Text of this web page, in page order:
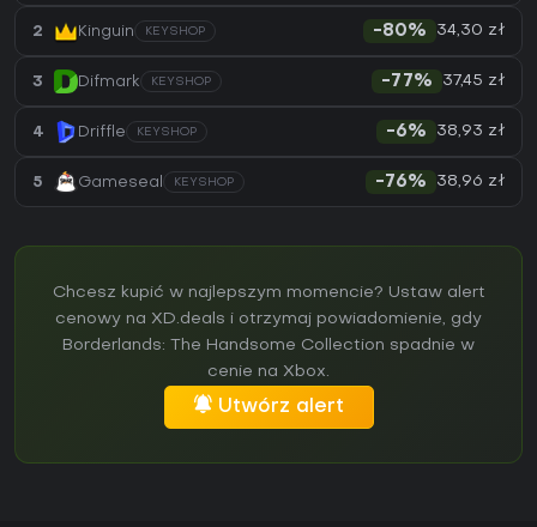
2 Kinguin KEYSHOP -80% 34,30 zł
3 Difmark KEYSHOP -77% 37,45 zł
4 Driffle KEYSHOP -6% 38,93 zł
5 Gameseal KEYSHOP -76% 38,96 zł
Chcesz kupić w najlepszym momencie? Ustaw alert
cenowy na XD.deals i otrzymaj powiadomienie, gdy
Borderlands: The Handsome Collection spadnie w
cenie na Xbox.
Utwórz alert